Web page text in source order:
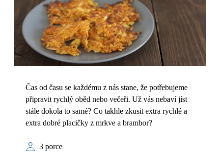
Čas od času se každému z nás stane, že potřebujeme
připravit rychlý oběd nebo večeři. Už vás nebaví jíst
stále dokola to samé? Co takhle zkusit extra rychlé a
extra dobré placičky z mrkve a brambor?
3 porce